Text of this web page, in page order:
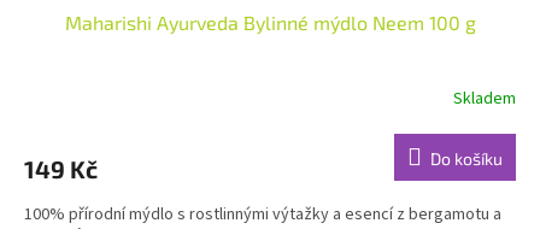
Maharishi Ayurveda Bylinné mýdlo Neem 100 g
Skladem
149 Kč Do košíku
100% přírodní mýdlo s rostlinnými výtažky a esencí z bergamotu a